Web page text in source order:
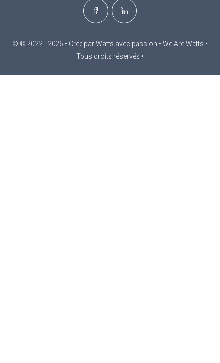
© © 2022 - 2026 • Crée par Watts avec passion • We Are Watts •
Tous droits réservés •